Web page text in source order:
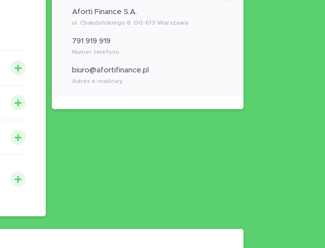
Aforti Finance S.A.
ul. Chałubińskiego 8, 00-613 Warszawa
791 919 919
Numer telefonu
biuro@afortifinance.pl
Adres e-mailowy